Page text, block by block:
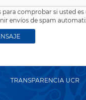
para comprobar si usted
envíos de spam
TRANSPARENCIA UCR